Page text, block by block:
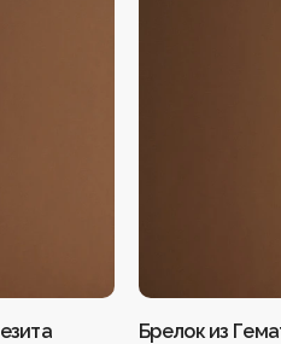
Брелок из